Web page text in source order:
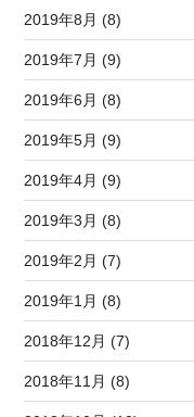
2019年8月 (8)
2019年7月 (9)
2019年6月 (8)
2019年5月 (9)
2019年4月 (9)
2019年3月 (8)
2019年2月 (7)
2019年1月 (8)
2018年12月 (7)
2018年11月 (8)